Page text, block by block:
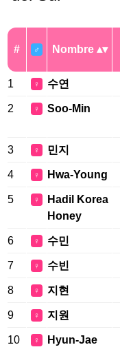
# ♂ Nombre
1 ♀ 수연
2 ♀ Soo-Min
3 ♀ 민지
4 ♀ Hwa-Young
5 ♀
Hadil Korea
Honey
6 ♀ 수민
7 ♀ 수빈
8 ♀ 지현
9 ♀ 지원
10 ♀ Hyun-Jae